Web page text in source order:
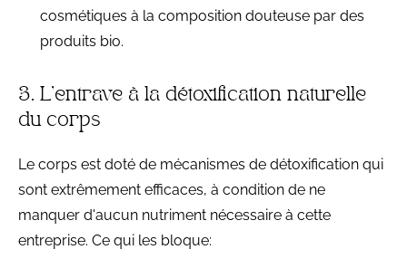
cosmétiques à la composition douteuse par des
produits bio.
3. L'entrave à la détoxification naturelle
du corps
Le corps est doté de mécanismes de détoxification qui
sont extrêmement efficaces, à condition de ne
manquer d'aucun nutriment nécessaire à cette
entreprise. Ce qui les bloque: